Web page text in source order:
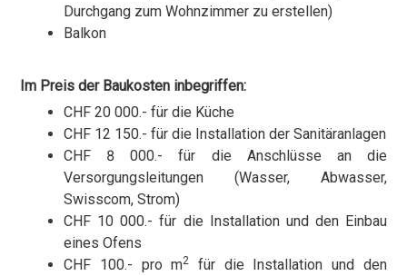
Durchgang zum Wohnzimmer zu erstellen)
Balkon
Im Preis der Baukosten inbegriffen:
CHF 20 000.- für die Küche
CHF 12 150.- für die Installation der Sanitäranlagen
CHF 8 000.- für die Anschlüsse an die
Versorgungsleitungen (Wasser, Abwasser,
Swisscom, Strom)
CHF 10 000.- für die Installation und den Einbau
eines Ofens
CHF 100.- pro m2
für die Installation und den